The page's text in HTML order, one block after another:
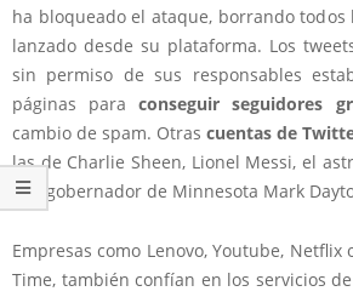
ha bloqueado el ataque, borrando todos
lanzado desde su plataforma. Los
sin permiso de sus responsables
páginas paraconseguir seguidores
cambio de spam. Otras cuentas de
las de Charlie Sheen, Lionel Messi, el
o el gobernador de Minnesota Mark
Empresas como Lenovo, Youtube,
Time, también confían en los servicios